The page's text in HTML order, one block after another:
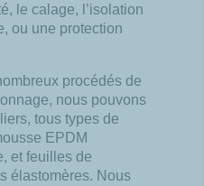
le calage, l’isolation
ou une protection
procédés de
nous pouvons
tous types de
EPDM
et feuilles de
élastomères. Nous